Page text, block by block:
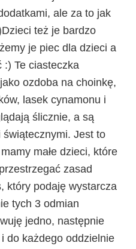
ale za to jak
też je bardzo
je piec dla dzieci a
:) Te ciasteczka
ozdoba na choinkę,
lasek cynamonu i
ślicznie, a są
Jest to
małe dzieci, które
zasad
który podaję wystarcza
tych 3 odmian
jedno, następnie
do każdego oddzielnie